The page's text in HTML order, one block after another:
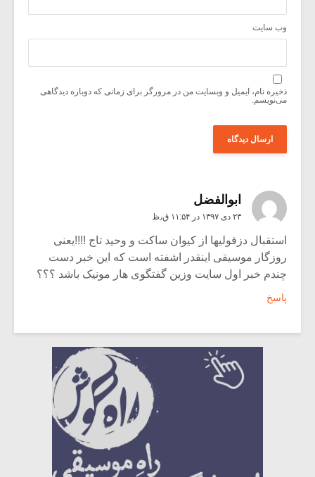
وب‌ سایت
ذخیره نام، ایمیل و وبسایت من در مرورگر برای زمانی که دوباره دیدگاهی
می‌نویسم.
ابوالفضل
۲۳ دی ۱۳۹۷ در ۱۱:۵۴ ق٫ظ
استقبال دزفولیها از کیوان ساکت و وحید تاج !!!!یعنی
روزگار موسیقی اینقدر اشفته است که این خبر دست
چندم خبر اول سایت وزین گفتگوی هار مونیک باشد ؟؟؟
پاسخ